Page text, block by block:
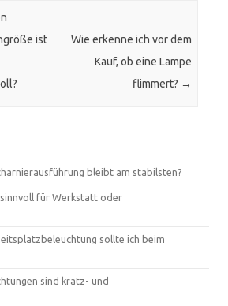
ist
Wie erkenne ich vor dem
Kauf, ob eine Lampe
flimmert? →
bleibt am stabilsten?
für Werkstatt oder
sollte ich beim
sind kratz- und